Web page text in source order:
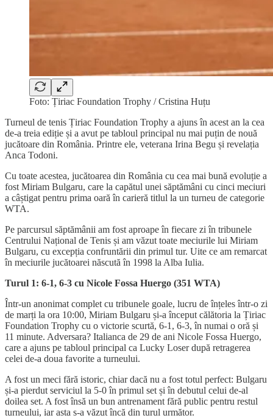
Foto: Țiriac Foundation Trophy / Cristina Huțu
Turneul de tenis Țiriac Foundation Trophy a ajuns în acest an la cea
de-a treia ediție și a avut pe tabloul principal nu mai puțin de nouă
jucătoare din România. Printre ele, veterana Irina Begu și revelația
Anca Todoni.
Cu toate acestea, jucătoarea din România cu cea mai bună evoluție a
fost Miriam Bulgaru, care la capătul unei săptămâni cu cinci meciuri
a câștigat pentru prima oară în carieră titlul la un turneu de categorie
WTA.
Pe parcursul săptămânii am fost aproape în fiecare zi în tribunele
Centrului Național de Tenis și am văzut toate meciurile lui Miriam
Bulgaru, cu excepția confruntării din primul tur. Uite ce am remarcat
în meciurile jucătoarei născută în 1998 la Alba Iulia.
Turul 1: 6-1, 6-3 cu Nicole Fossa Huergo (351 WTA)
Într-un anonimat complet cu tribunele goale, lucru de înțeles într-o zi
de marți la ora 10:00, Miriam Bulgaru și-a început călătoria la Țiriac
Foundation Trophy cu o victorie scurtă, 6-1, 6-3, în numai o oră și
11 minute. Adversara? Italianca de 29 de ani Nicole Fossa Huergo,
care a ajuns pe tabloul principal ca Lucky Loser după retragerea
celei de-a doua favorite a turneului.
A fost un meci fără istoric, chiar dacă nu a fost totul perfect: Bulgaru
și-a pierdut serviciul la 5-0 în primul set și în debutul celui de-al
doilea set. A fost însă un bun antrenament fără public pentru restul
turneului, iar asta s-a văzut încă din turul următor.